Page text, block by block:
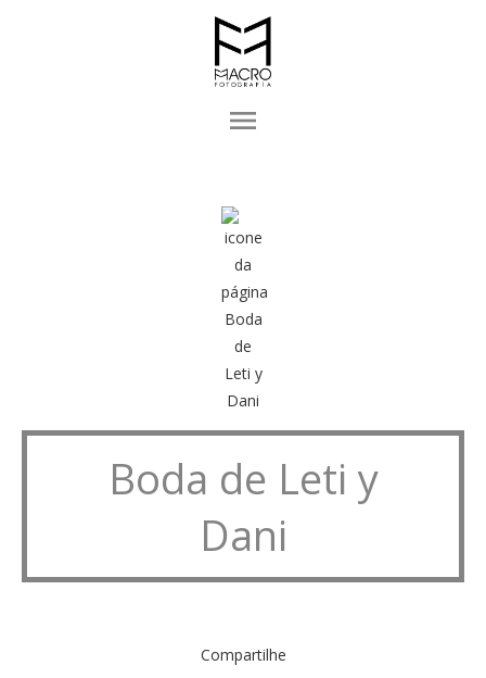
menu
Boda de Leti y
Dani
Compartilhe